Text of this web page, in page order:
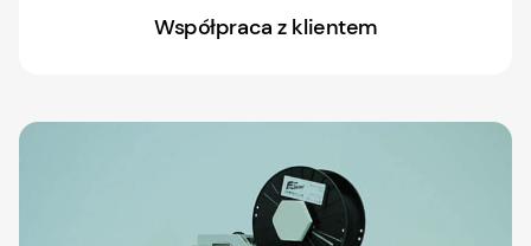
Współpraca z klientem